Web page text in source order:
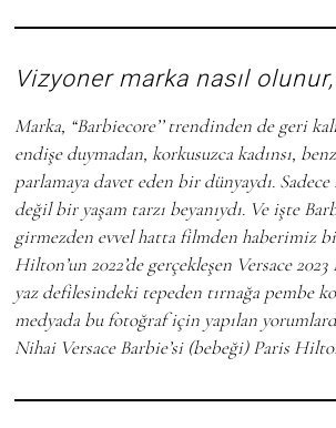
Vizyoner marka nasıl
Marka, “Barbiecore’’ trendinden de geri
endişe duymadan, korkusuzca kadınsı,
parlamaya davet eden bir dünyaydı.
değil bir yaşam tarzı beyanıydı. Ve işte
girmezden evvel hatta filmden haberimiz
Hilton’un 2022’de gerçekleşen Versace
yaz defilesindeki tepeden tırnağa pembe
medyada bu fotoğraf için yapılan
Nihai VersaceBarbie’si (bebeği)Paris